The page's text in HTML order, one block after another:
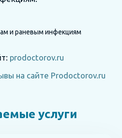
и раневым инфекциям
prodoctorov.ru
на сайте Prodoctorov.ru
услуги